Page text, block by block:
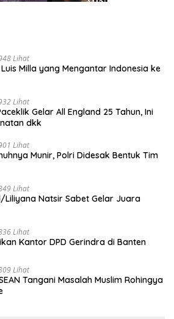
Lihat
Milla yang Mengantar Indonesia ke
Lihat
Gelar All England 25 Tahun, Ini
dkk
Lihat
Munir, Polri Didesak Bentuk Tim
Lihat
Liliyana Natsir Sabet Gelar Juara
Lihat
Kantor DPD Gerindra di Banten
Lihat
Tangani Masalah Muslim Rohingya